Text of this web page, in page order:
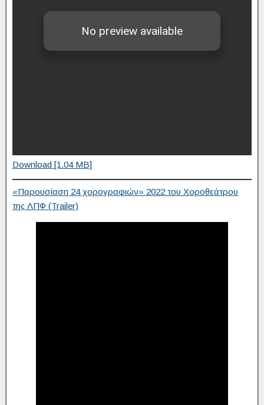
Download [1.04 MB]
«Παρουσίαση 24 χορογραφιών» 2022 του Χοροθεάτρου
της ΛΠΦ (Trailer)